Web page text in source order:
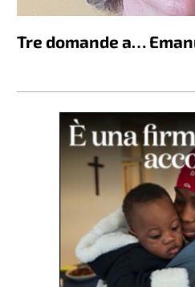
Tre domande a…